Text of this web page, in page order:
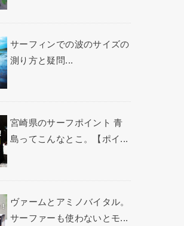
サーフィンでの波のサイズの
測り方と疑問...
宮崎県のサーフポイント 青
島ってこんなとこ。【ポイ...
ヴァームとアミノバイタル。
サーファーも使わないとモ...